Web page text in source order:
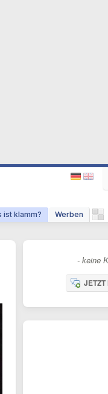
ist klamm? Werben
- keine